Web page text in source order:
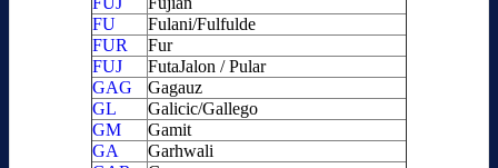
FU
Fulani/Fulfulde
FUR
Fur
FUJ
FutaJalon / Pular
GAG
Gagauz
GL
Galicic/Gallego
GM
Gamit
GA
Garhwali